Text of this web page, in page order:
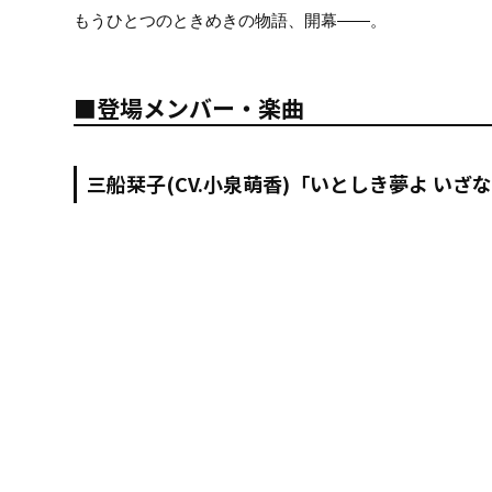
もうひとつのときめきの物語、開幕――。
■登場メンバー・楽曲
三船栞子(CV.小泉萌香)「いとしき夢よ いざ